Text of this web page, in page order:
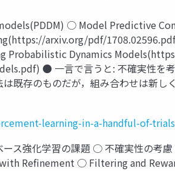
○ Model Predictive
arxiv.org/pdf/
Probabilistic Dynamics
● 一言で言うと: 不確実性を考
既存のものだが，組み合わせは新し
learning-in-a-handful-of-
ス強化学習の課題 ○ 不確実性の
Refinement ○ Filtering and